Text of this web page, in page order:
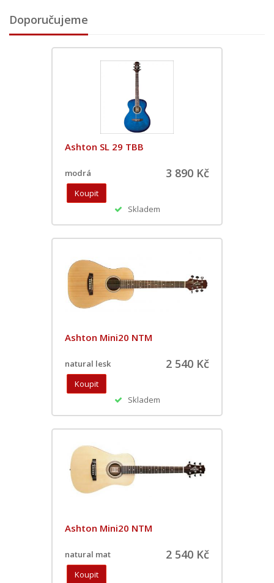
Doporučujeme
Ashton SL 29 TBB
modrá 3 890 Kč
Skladem
Ashton Mini20 NTM
natural lesk 2 540 Kč
Skladem
Ashton Mini20 NTM
natural mat 2 540 Kč